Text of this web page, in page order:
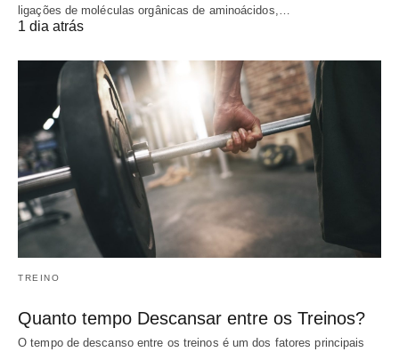
ligações de moléculas orgânicas de aminoácidos,…
1 dia atrás
TREINO
Quanto tempo Descansar entre os Treinos?
O tempo de descanso entre os treinos é um dos fatores principais